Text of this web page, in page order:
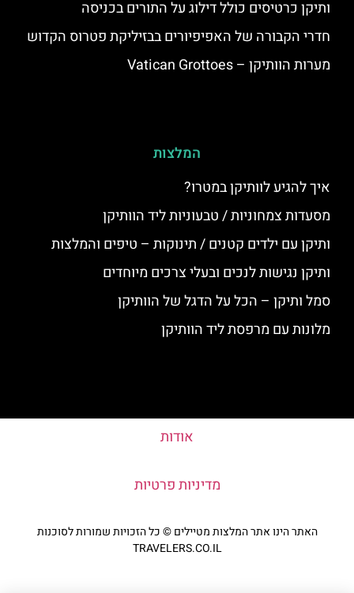
ותיקן כרטיסים כולל דילוג על התורים בכניסה
חדרי הקבורה של האפיפיורים בבזיליקת פטרוס הקדוש
מערות הוותיקן – Vatican Grottoes
המלצות
איך להגיע לוותיקן במטרו?
מסעדות צמחוניות / טבעוניות ליד הוותיקן
ותיקן עם ילדים קטנים / תינוקות – טיפים והמלצות
ותיקן נגישות לנכים ובעלי צרכים מיוחדים
סמל ותיקן – הכל על הדגל של הוותיקן
מלונות עם מרפסת ליד הוותיקן
אודות
מדיניות פרטיות
האתר הינו אתר המלצות מטיילים © כל הזכויות שמורות לסוכנות
TRAVELERS.CO.IL